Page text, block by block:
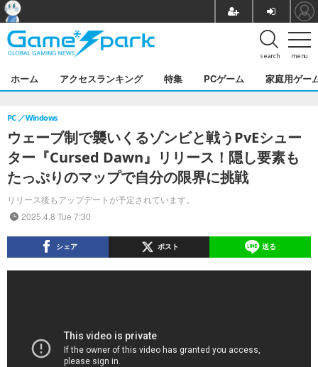
menu
search
ホーム アクセスランキング 特集 PCゲーム 家庭用ゲー
ウェーブ制で襲いくるゾンビと戦うPvEシュー
ター『Cursed Dawn』リリース！隠し要素も
たっぷりのマップで自分の限界に挑戦
リリース後もアップデートが予定されています。
PC Windows
2025.4.8 Tue 7:30
シェア ポスト 送る